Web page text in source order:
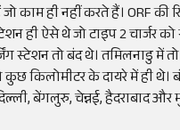
काम ही नहीं करते हैं। ORF की
ही ऐसे थे जो टाइप 2 चार्जर
स्टेशन तो बंद थे। तमिलनाडु में
किलोमीटर के दायरे में ही थे।
बेंगलुरु, चेन्नई, हैदराबाद और